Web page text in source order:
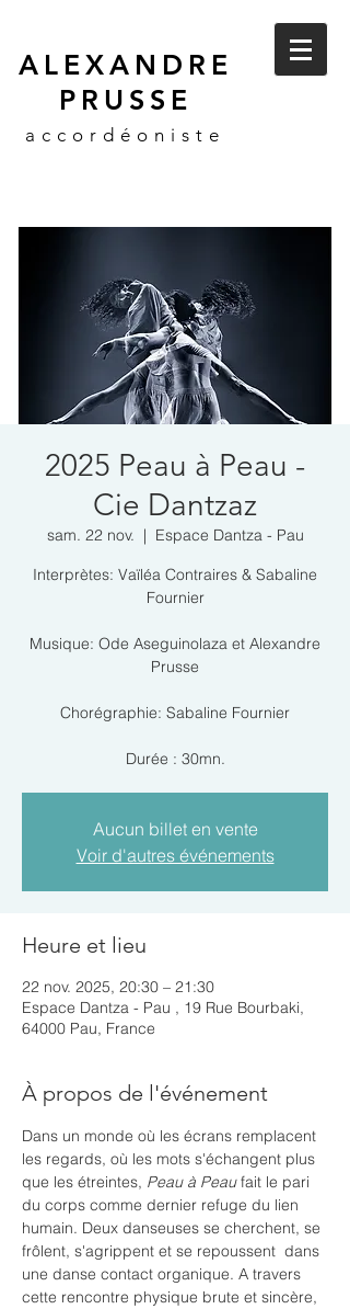
ALEXANDRE
PRUSSE
accordéoniste
2025 Peau à Peau -
Cie Dantzaz
sam. 22 nov.
  |
Espace Dantza - Pau
Interprètes: Vaïléa Contraires & Sabaline
Fournier
Musique: Ode Aseguinolaza et Alexandre
Prusse
Chorégraphie: Sabaline Fournier
Durée : 30mn.
Aucun billet en vente
Voir d'autres événements
Heure et lieu
22 nov. 2025, 20:30 – 21:30
Espace Dantza - Pau , 19 Rue Bourbaki,
64000 Pau, France
À propos de l'événement
Dans un monde où les écrans remplacent
les regards, où les mots s'échangent plus
que les étreintes, Peau à Peau fait le pari
du corps comme dernier refuge du lien
humain. Deux danseuses se cherchent, se
frôlent, s'agrippent et se repoussent  dans
une danse contact organique. A travers
cette rencontre physique brute et sincère,